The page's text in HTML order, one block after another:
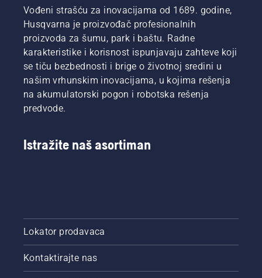
Vođeni strašću za inovacijama od 1689. godine,
Husqvarna je proizvođač profesionalnih
proizvoda za šumu, park i baštu. Radne
karakteristike i korisnost ispunjavaju zahteve koji
se tiču bezbednosti i brige o životnoj sredini u
našim vrhunskim inovacijama, u kojima rešenja
na akumulatorski pogon i robotska rešenja
predvode.
Istražite naš asortiman
Lokator prodavaca
Kontaktirajte nas